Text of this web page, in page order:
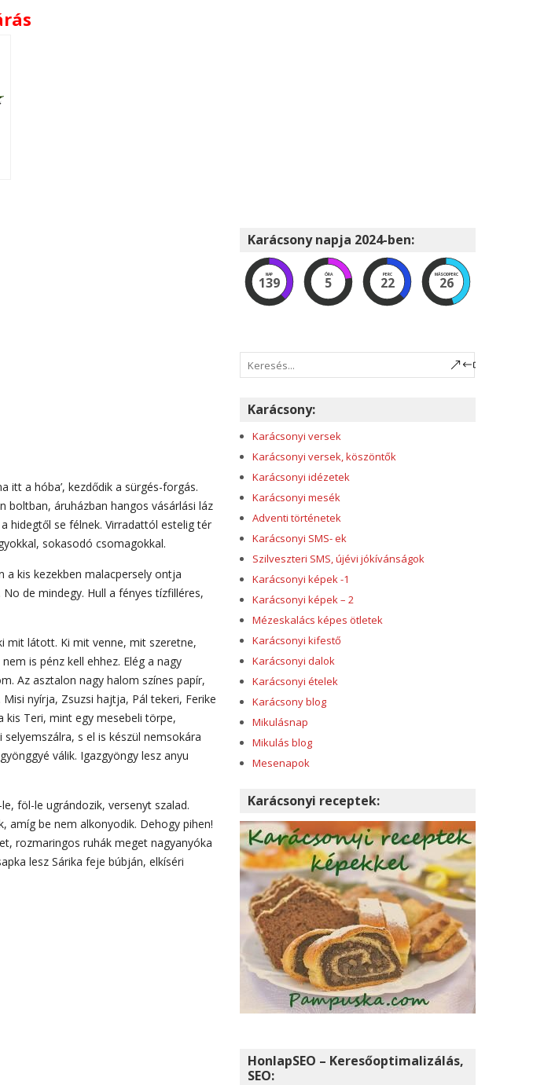
itt a hóba’, kezdődik a sürgés-forgás.
boltban, áruházban hangos vásárlási láz
hidegtől se félnek. Virradattól estelig tér
sokasodó csomagokkal.
a kis kezekben malacpersely ontja
de mindegy. Hull a fényes tízfilléres,
mit látott. Ki mit venne, mit szeretne,
is pénz kell ehhez. Elég a nagy
Az asztalon nagy halom színes papír,
nyírja, Zsuzsi hajtja, Pál tekeri, Ferike
kis Teri, mint egy mesebeli törpe,
s el is készül nemsokára
válik. Igazgyöngy lesz anyu
föl-le ugrándozik, versenyt szalad.
amíg be nem alkonyodik. Dehogy pihen!
rozmaringos ruhák meget nagyanyóka
lesz Sárika feje búbján, elkíséri
Karácsony napja 2024-ben:
NAP
139
ÓRA
5
PERC
22
MÁSODPERC
25
Karácsony:
Karácsonyi versek
Karácsonyi versek, köszöntők
Karácsonyi idézetek
Karácsonyi mesék
Adventi történetek
Karácsonyi SMS- ek
Szilveszteri SMS, újévi jókívánságok
Karácsonyi képek -1
Karácsonyi képek – 2
Mézeskalács képes ötletek
Karácsonyi kifestő
Karácsonyi dalok
Karácsonyi ételek
Karácsony blog
Mikulásnap
Mikulás blog
Mesenapok
Karácsonyi receptek:
HonlapSEO – Keresőoptimalizálás,
SEO: